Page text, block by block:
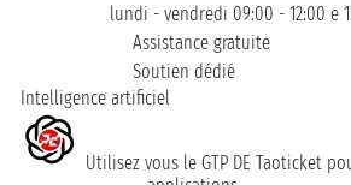
lundi - vendredi 09:00 - 12:00 e
Assistance gratuite
Soutien dédié
Intelligence artificiel
Utilisez vous le GTP DE Taoticket